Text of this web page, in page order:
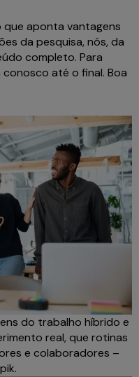
aponta vantagens
da pesquisa, nós, da
completo. Para
até o final. Boa
do trabalho híbrido e
real, que rotinas
e colaboradores –